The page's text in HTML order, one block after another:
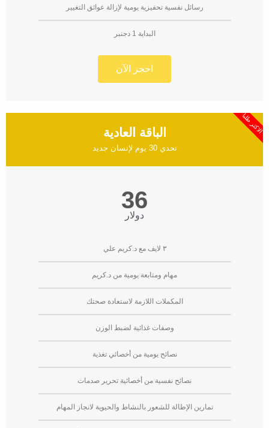
رسائل نفسية تحفيزية يومية لإزالة عوائق التغيير
البداية 1 دجنبر
احجز الآن
الباقة العادية
تحدي 30 يوم لإنسان جديد
36
دولار
٣ لايف مع د.كريم علي
مهام ومتابعة يومية من د.كريم
المكملات اللازمة لاستعادة صحتك
وصفات غذائية لضبط الوزن
⁠⁠نصائح يومية من أخصائي تغذية
⁠⁠نصائح نفسية من أخصائية تحرير صدمات
تمارين الإطالة للشعور بالنشاط والحيوية لانجاز المهام
الاكثر طلبا